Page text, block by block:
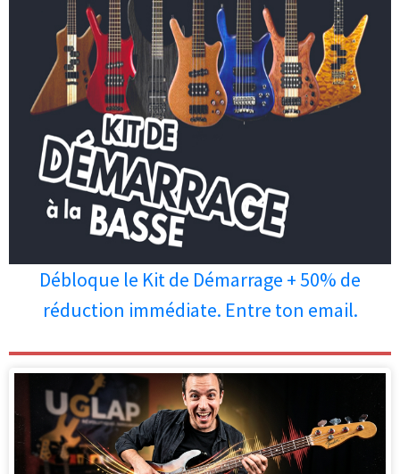
Débloque le Kit de Démarrage + 50% de
réduction immédiate. Entre ton email.
Les personnes qui ont lu cet article
ont aussi apprécié les articles ci-
dessous.